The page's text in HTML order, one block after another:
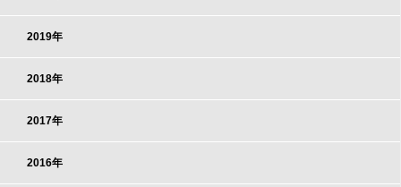
2019年
2018年
2017年
2016年